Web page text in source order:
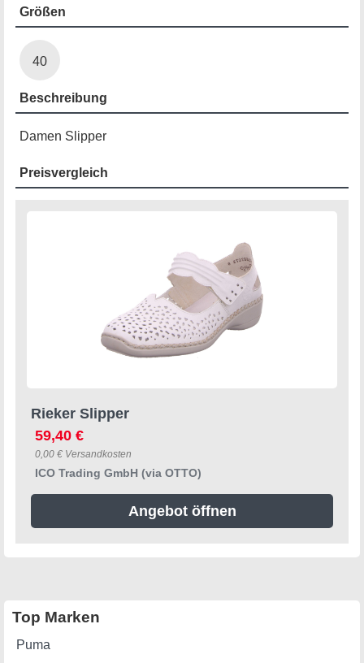
Größen
40
Beschreibung
Damen Slipper
Preisvergleich
Rieker Slipper
59,40 €
0,00 € Versandkosten
ICO Trading GmbH (via OTTO)
Angebot öffnen
Top Marken
Puma